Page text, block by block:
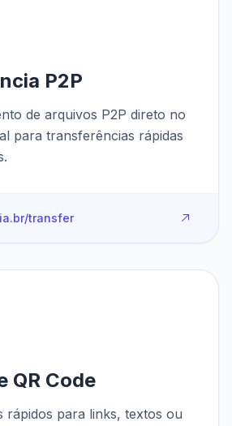
P2P
de arquivos P2P direto no
para transferências rápidas
transfer
QR Code
rápidos para links, textos ou